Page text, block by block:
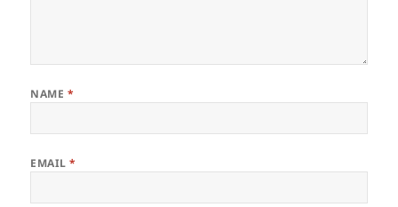
NAME *
EMAIL*